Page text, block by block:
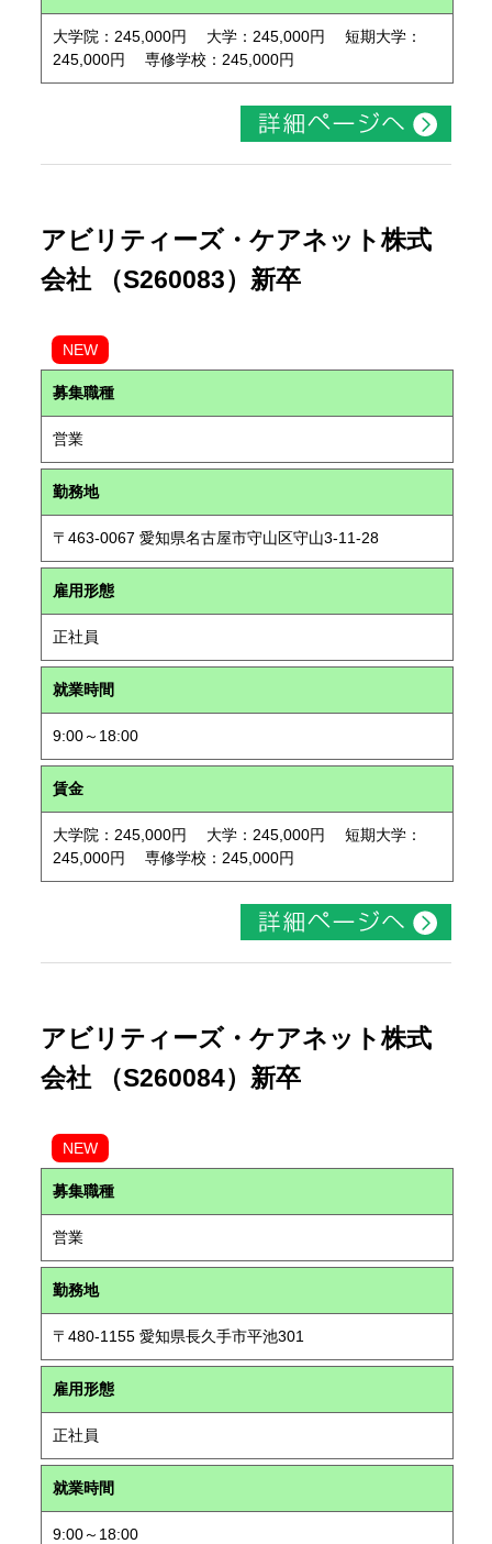
大学院：245,000円 大学：245,000円 短期大学：
245,000円 専修学校：245,000円
アビリティーズ・ケアネット株式
会社 （S260083）新卒
NEW
募集職種
営業
勤務地
〒463-0067 愛知県名古屋市守山区守山3-11-28
雇用形態
正社員
就業時間
9:00～18:00
賃金
大学院：245,000円 大学：245,000円 短期大学：
245,000円 専修学校：245,000円
アビリティーズ・ケアネット株式
会社 （S260084）新卒
NEW
募集職種
営業
勤務地
〒480-1155 愛知県長久手市平池301
雇用形態
正社員
就業時間
9:00～18:00